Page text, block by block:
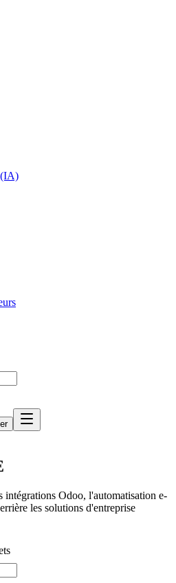
(IA)
intégrations Odoo, l'automatisation e-
les solutions d'entreprise